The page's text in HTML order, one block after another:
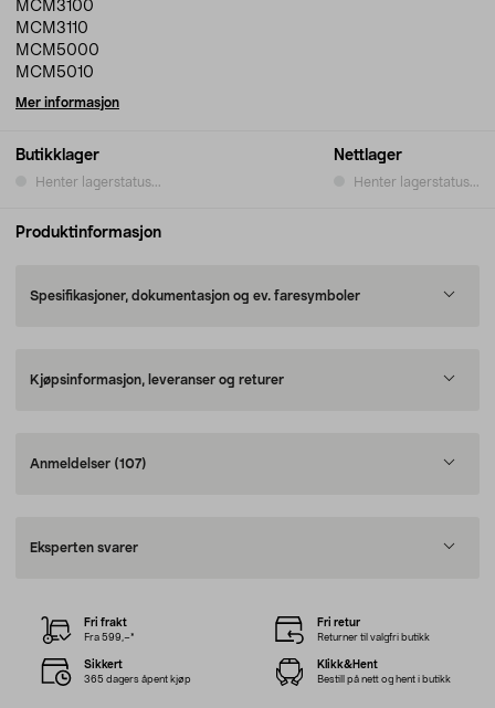
Butikklager
Henter lagerstatus...
Nettlager
Henter lagerstatus...
MCM3100
MCM3110
MCM5000
MCM5010
Mer informasjon
Produktinformasjon
Spesifikasjoner, dokumentasjon og ev. faresymboler
Kjøpsinformasjon, leveranser og returer
Anmeldelser (107)
Eksperten svarer
Fri frakt
Fra 599,–*
Fri retur
Returner til valgfri butikk
Sikkert
365 dagers åpent kjøp
Klikk&Hent
Bestill på nett og hent i butikk